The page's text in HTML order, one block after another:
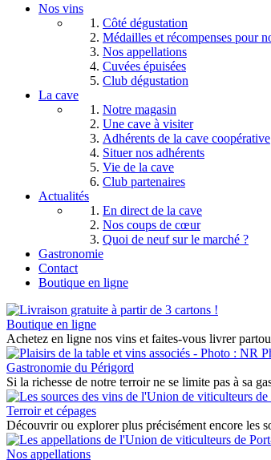
Nos vins
Côté dégustation
Médailles et récompenses pour
Nos appellations
Cuvées épuisées
Club dégustation
La cave
Notre magasin
Une cave à visiter
Adhérents de la cave coopérative
Situer nos adhérents
Vie de la cave
Club partenaires
Actualités
En direct de la cave
Nos coups de cœur
Quoi de neuf sur le marché ?
Gastronomie
Contact
Boutique en ligne
Boutique en ligne
Achetez en ligne nos vins et faites-vous livrer
Gastronomie du Périgord
Si la richesse de notre terroir ne se limite pas à sa
Terroir et cépages
Découvrir ou explorer plus précisément encore les
Nos appellations